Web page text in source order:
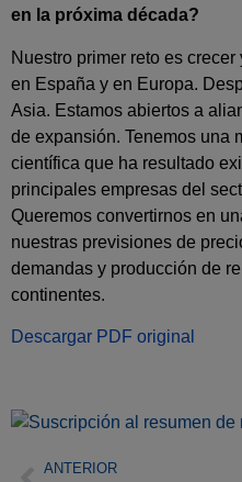
en la próxima década?
Nuestro primer reto es
en España y en Europa.
Asia. Estamos abiertos a
de expansión. Tenemos una
científica que ha resultado
principales empresas del
Queremos convertirnos en
nuestras previsiones de
demandas y producción de
continentes.
Descargar PDF original
ANTERIOR